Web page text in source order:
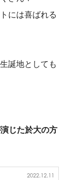
には喜ばれる
誕地としても
じた於大の方
2022.12.11